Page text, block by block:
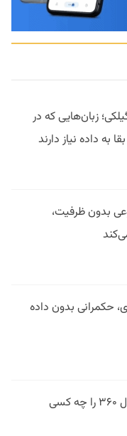
زبان‌هایی که در
داده نیاز دارند
بدون ظرفیت،
حکمرانی بدون داده
فیلتر در وقت اضافه؛ فوتبال ۳۶۰ را چه کسی